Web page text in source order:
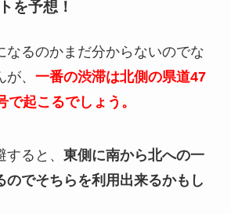
を予想！
なるのかまだ分からないのでな
、 一番の渋滞は北側の県道47
起こるでしょう。
ると、 東側に南から北への一
のでそちらを利用出来るかもし